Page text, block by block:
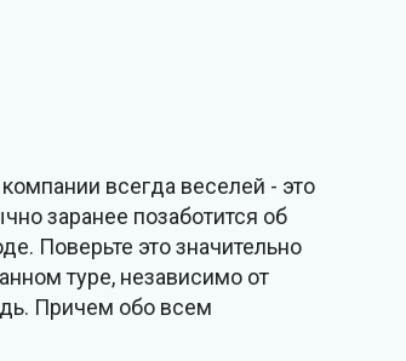
всегда веселей - это
заранее позаботится об
Поверьте это значительно
туре, независимо от
Причем обо всем